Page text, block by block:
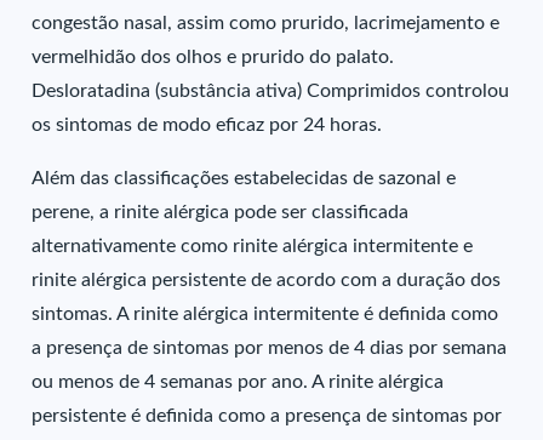
congestão nasal, assim como prurido, lacrimejamento e
vermelhidão dos olhos e prurido do palato.
Desloratadina (substância ativa) Comprimidos controlou
os sintomas de modo eficaz por 24 horas.
Além das classificações estabelecidas de sazonal e
perene, a rinite alérgica pode ser classificada
alternativamente como rinite alérgica intermitente e
rinite alérgica persistente de acordo com a duração dos
sintomas. A rinite alérgica intermitente é definida como
a presença de sintomas por menos de 4 dias por semana
ou menos de 4 semanas por ano. A rinite alérgica
persistente é definida como a presença de sintomas por